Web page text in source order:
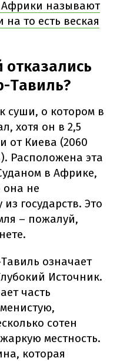
Африки называют
то есть веская
отказались
Тавиль?
суши, о котором в
хотя он в 2,5
от Киева (2060
Расположена эта
в Африке,
она не
государств. Это
– пожалуй,
означает
Источник.
часть
сотен
местность.
которая